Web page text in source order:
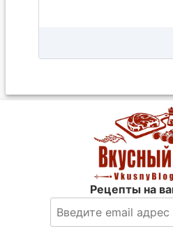
Рецепты на